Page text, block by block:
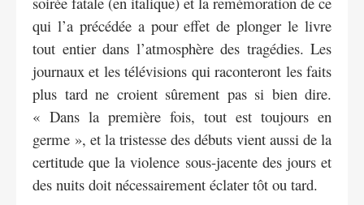
qui l’a précédée a pour effet de plonger le livre
tout entier dans l’atmosphère des tragédies. Les
journaux et les télévisions qui raconteront les faits
plus tard ne croient sûrement pas si bien dire.
« Dans la première fois, tout est toujours en
germe », et la tristesse des débuts vient aussi de la
certitude que la violence sous-jacente des jours et
des nuits doit nécessairement éclater tôt ou tard.